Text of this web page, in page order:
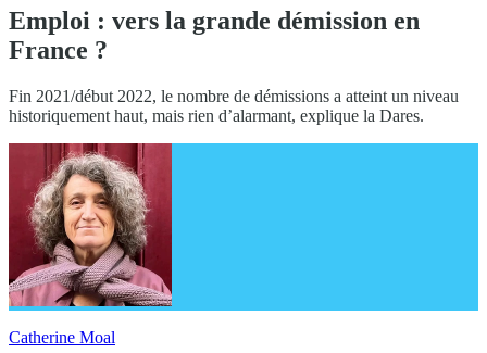
Emploi : vers la grande démission en
France ?
Fin 2021/début 2022, le nombre de démissions a atteint un niveau
historiquement haut, mais rien d’alarmant, explique la Dares.
Catherine Moal